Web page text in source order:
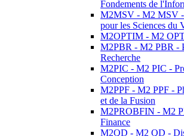
Fondements de
M2MSV - M2 MSV -
pour les Sciences du
M2OPTIM - M2
M2PBR - M2 PBR -
Recherche
M2PIC - M2 PIC -
Conception
M2PPF - M2 PPF -
et de la Fusion
M2PROBFIN - M2
Finance
M2QD - M2 QD -